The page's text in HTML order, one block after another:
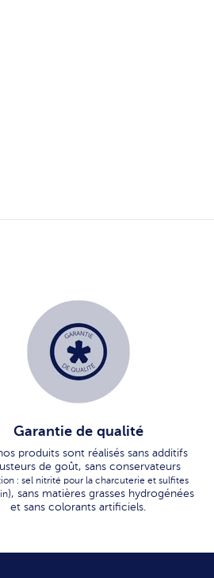
Garantie de qualité
produits sont réalisés sans additifs
de goût, sans conservateurs
: sel nitrité pour la charcuterie et sulfites
), sans matières grasses hydrogénées
et sans colorants artificiels.